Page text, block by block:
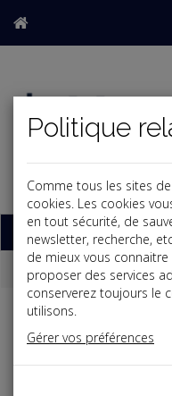
Base documentaire
Dépêches
Liste des dernières
Comme tous les sites
cookies. Les cookies
en tout sécurité, de
newsletter, recherche,
de mieux vous
proposer des services
conserverez toujours le
utilisons.
Gérer vos préférences